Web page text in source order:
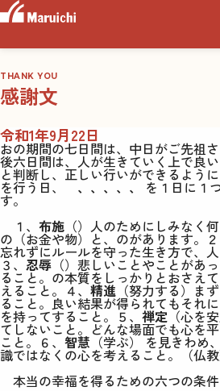
THANK YOU
感謝文
令和1年9月22日
おの期間の七日間は、中日がご先祖
後六日間は、人が生きていく上で良
と判断し、正しい行いができるよう
を行う日、 、、、、、 を１日に１
す。
１、 布施 （）人のためにしみなく
の（お金や物）と、のがあります。２
忘れずにルールを守った生き方で、
３、 忍辱 （）悲しいことやことがあ
ること。の本質をしっかりとおさえ
えること。４、精進 （努力する）ま
ること。良い結果が得られてもそれ
を持ってすること。５、 禅定 （心を
てしないこと。どんな場面でも心を
こと。６、 智慧 （学ぶ） を見きわめ
識ではなくの心を考えること。 （仏
本当の幸福を得るための六つの条